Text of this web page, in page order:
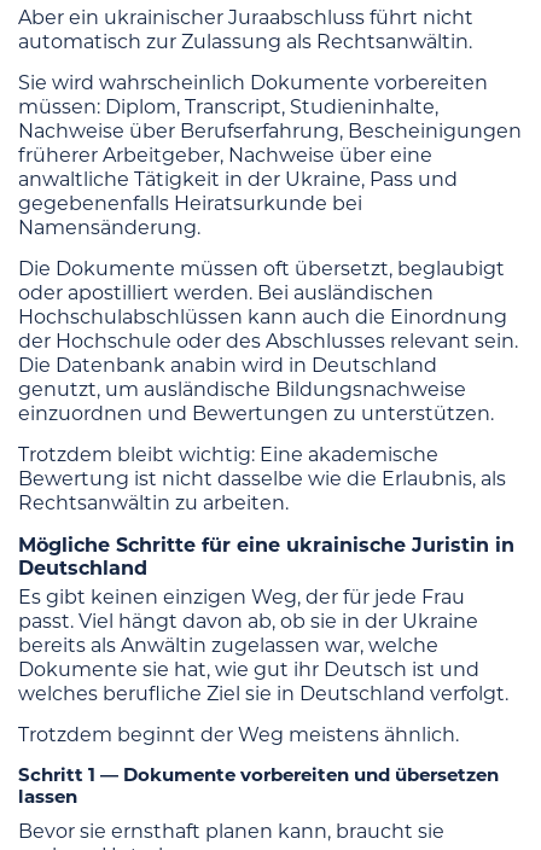
Aber ein ukrainischer Juraabschluss führt nicht
automatisch zur Zulassung als Rechtsanwältin.
Sie wird wahrscheinlich Dokumente vorbereiten
müssen: Diplom, Transcript, Studieninhalte,
Nachweise über Berufserfahrung, Bescheinigungen
früherer Arbeitgeber, Nachweise über eine
anwaltliche Tätigkeit in der Ukraine, Pass und
gegebenenfalls Heiratsurkunde bei
Namensänderung.
Die Dokumente müssen oft übersetzt, beglaubigt
oder apostilliert werden. Bei ausländischen
Hochschulabschlüssen kann auch die Einordnung
der Hochschule oder des Abschlusses relevant sein.
Die Datenbank anabin wird in Deutschland
genutzt, um ausländische Bildungsnachweise
einzuordnen und Bewertungen zu unterstützen.
Trotzdem bleibt wichtig: Eine akademische
Bewertung ist nicht dasselbe wie die Erlaubnis, als
Rechtsanwältin zu arbeiten.
Mögliche Schritte für eine ukrainische Juristin in
Deutschland
Es gibt keinen einzigen Weg, der für jede Frau
passt. Viel hängt davon ab, ob sie in der Ukraine
bereits als Anwältin zugelassen war, welche
Dokumente sie hat, wie gut ihr Deutsch ist und
welches berufliche Ziel sie in Deutschland verfolgt.
Trotzdem beginnt der Weg meistens ähnlich.
Schritt 1 — Dokumente vorbereiten und übersetzen
lassen
Bevor sie ernsthaft planen kann, braucht sie